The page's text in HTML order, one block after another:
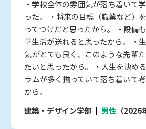
・学校全体の雰囲気が落ち着いて
った。 ・将来の目標（職業など）
ってつけだと思ったから。 ・設備
学生活が送れると思ったから。 ・
気がとても良く、このような先輩
たいと思ったから。 ・人生を決め
ラムが多く揃っていて落ち着いて
から。
建築・デザイン学部
男性 （2026